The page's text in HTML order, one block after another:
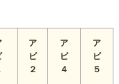
ア
ビ
２
ア
ビ
４
ア
ビ
５